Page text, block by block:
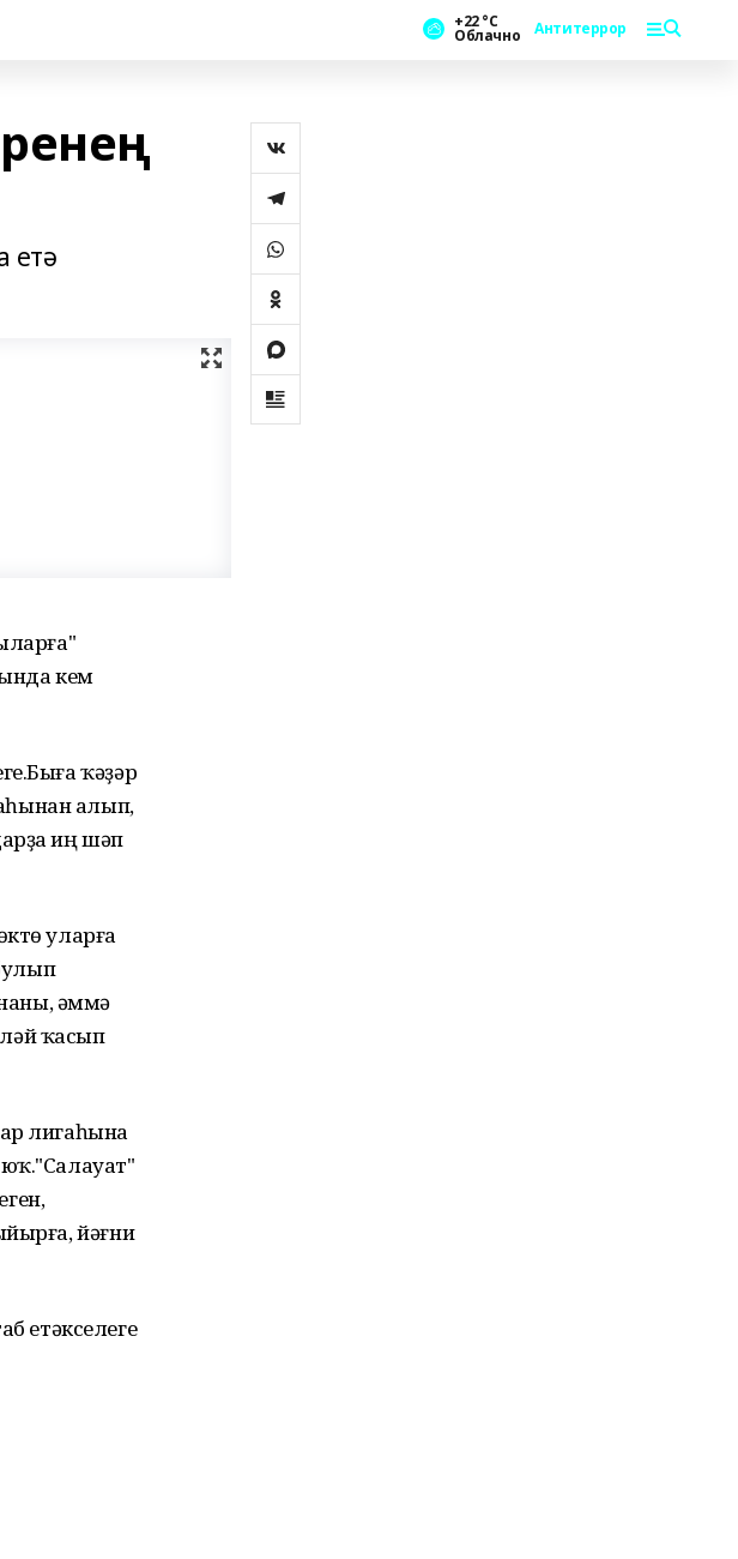
+22 °С
Облачно Антитеррор
етә
кем
ҡәҙәр
алып,
иң шәп
уларға
әммә
ҡасып
лигаһына
йәғни
етәкселеге